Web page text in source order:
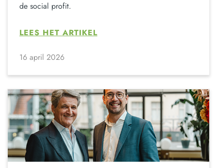
de social profit.
LEES HET ARTIKEL
16 april 2026